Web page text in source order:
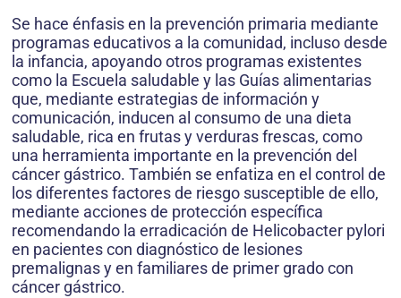
Se hace énfasis en la prevención primaria mediante
programas educativos a la comunidad, incluso desde
la infancia, apoyando otros programas existentes
como la Escuela saludable y las Guías alimentarias
que, mediante estrategias de información y
comunicación, inducen al consumo de una dieta
saludable, rica en frutas y verduras frescas, como
una herramienta importante en la prevención del
cáncer gástrico. También se enfatiza en el control de
los diferentes factores de riesgo susceptible de ello,
mediante acciones de protección específica
recomendando la erradicación de Helicobacter pylori
en pacientes con diagnóstico de lesiones
premalignas y en familiares de primer grado con
cáncer gástrico.